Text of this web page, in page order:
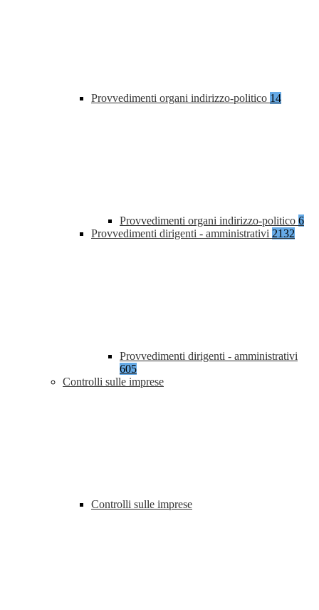
Provvedimenti organi indirizzo-politico 14
Provvedimenti organi indirizzo-politico 6
Provvedimenti dirigenti - amministrativi 2132
Provvedimenti dirigenti - amministrativi
605
Controlli sulle imprese
Controlli sulle imprese